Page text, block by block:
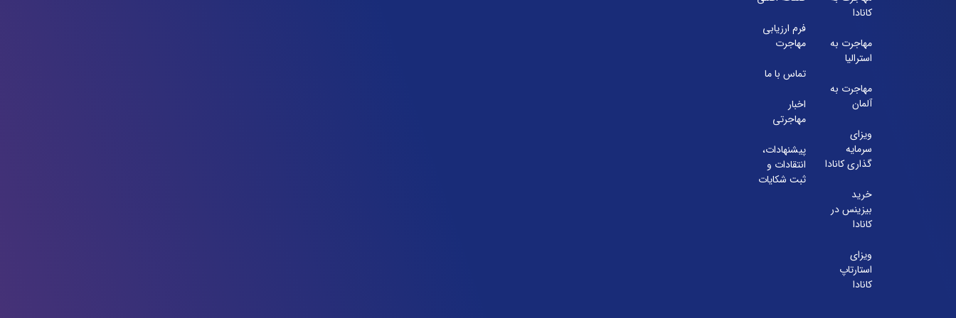
071-91097097
شعبه 2
آدرس:
شیراز بلوار امیر کبیر روبروی خیابان باغ حوض ساختمان برج صنعت
طبقه ۴ پلاک ۴۱۵
تلفن:
071-38385357
کانادا
مهاجرت به
استرالیا
مهاجرت به
آلمان
ویزای
سرمایه
گذاری کانادا
خرید
بیزینس در
کانادا
ویزای
استارتاپ
کانادا
فرم ارزیابی
مهاجرت
تماس با ما
اخبار
مهاجرتی
پیشنهادات،
انتقادات و
ثبت شکایات